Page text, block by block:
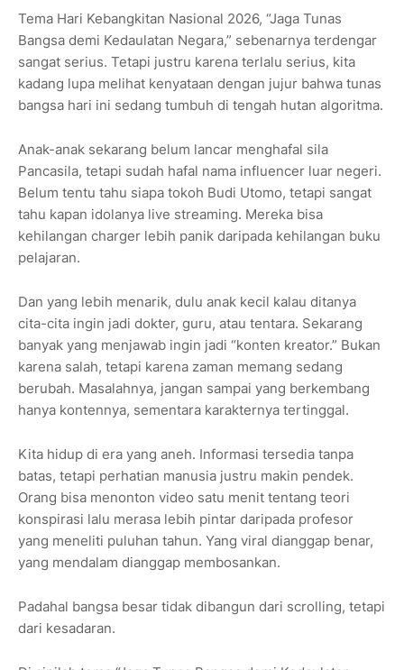
Tema Hari Kebangkitan Nasional 2026, “Jaga Tunas
Bangsa demi Kedaulatan Negara,” sebenarnya terdengar
sangat serius. Tetapi justru karena terlalu serius, kita
kadang lupa melihat kenyataan dengan jujur bahwa tunas
bangsa hari ini sedang tumbuh di tengah hutan algoritma.
Anak-anak sekarang belum lancar menghafal sila
Pancasila, tetapi sudah hafal nama influencer luar negeri.
Belum tentu tahu siapa tokoh Budi Utomo, tetapi sangat
tahu kapan idolanya live streaming. Mereka bisa
kehilangan charger lebih panik daripada kehilangan buku
pelajaran.
Dan yang lebih menarik, dulu anak kecil kalau ditanya
cita-cita ingin jadi dokter, guru, atau tentara. Sekarang
banyak yang menjawab ingin jadi “konten kreator.” Bukan
karena salah, tetapi karena zaman memang sedang
berubah. Masalahnya, jangan sampai yang berkembang
hanya kontennya, sementara karakternya tertinggal.
Kita hidup di era yang aneh. Informasi tersedia tanpa
batas, tetapi perhatian manusia justru makin pendek.
Orang bisa menonton video satu menit tentang teori
konspirasi lalu merasa lebih pintar daripada profesor
yang meneliti puluhan tahun. Yang viral dianggap benar,
yang mendalam dianggap membosankan.
Padahal bangsa besar tidak dibangun dari scrolling, tetapi
dari kesadaran.